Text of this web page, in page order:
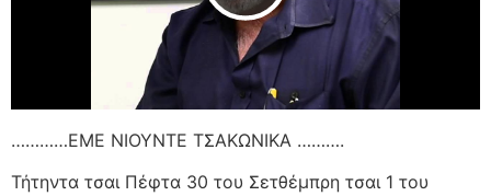
…………ΕΜΕ ΝΙΟΥΝΤΕ ΤΣΑΚΩΝΙΚΑ ……….
Τήτηντα τσαι Πέφτα 30 του Σετθέμπρη τσαι 1 του